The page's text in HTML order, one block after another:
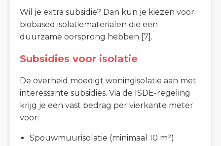
Wil je extra subsidie? Dan kun je kiezen voor
biobased isolatiematerialen die een
duurzame oorsprong hebben [7].
Subsidies voor isolatie
De overheid moedigt woningisolatie aan met
interessante subsidies. Via de ISDE-regeling
krijg je een vast bedrag per vierkante meter
voor:
Spouwmuurisolatie (minimaal 10 m²)